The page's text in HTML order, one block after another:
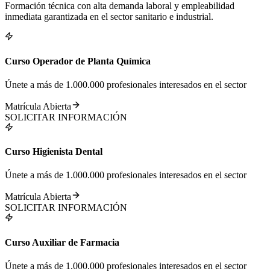
Formación técnica con alta demanda laboral y empleabilidad
inmediata garantizada en el sector sanitario e industrial.
Curso Operador de Planta Química
Únete a más de 1.000.000 profesionales interesados en el sector
Matrícula Abierta
SOLICITAR INFORMACIÓN
Curso Higienista Dental
Únete a más de 1.000.000 profesionales interesados en el sector
Matrícula Abierta
SOLICITAR INFORMACIÓN
Curso Auxiliar de Farmacia
Únete a más de 1.000.000 profesionales interesados en el sector